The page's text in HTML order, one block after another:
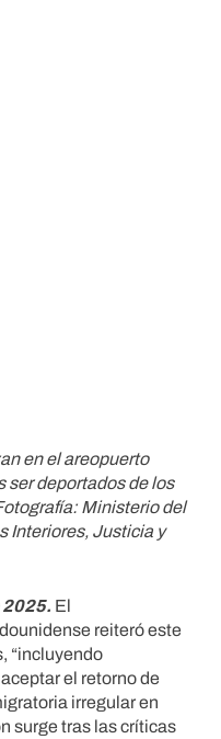
en el areopuerto
ser deportados de los
Ministerio del
Interiores, Justicia y
2025. El
reiteró este
“incluyendo
el retorno de
irregular en
surge tras las críticas